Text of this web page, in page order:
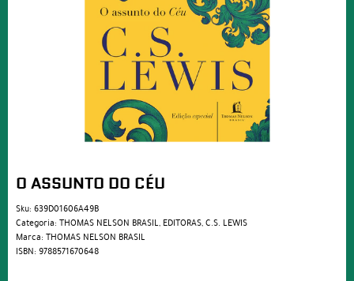
O ASSUNTO DO CÉU
Sku: 639D01606A49B
Categoria: THOMAS NELSON BRASIL, EDITORAS,C.S. LEWIS
Marca: THOMAS NELSON BRASIL
ISBN: 9788571670648